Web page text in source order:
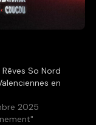
So Nord
en
2025